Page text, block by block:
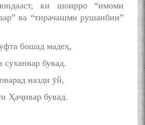
ки шоирро “имоми
ва “тирачашми рушанбин”
бошад мадеҳ,
бувад.
назди ӯй,
Ҳаҷивар бувад.